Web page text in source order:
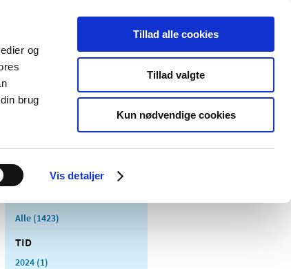
og
brug
Vis detaljer
Tillad alle cookies
Tillad valgte
Kun nødvendige cookies
Særlige
produktområder
Alle (1423)
TID
2024 (1)